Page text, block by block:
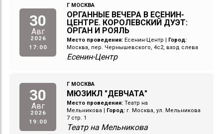
30
Авг
2026
17:00
Г МОСКВА
ОРГАННЫЕ ВЕЧЕРА В ЕСЕНИН-
ЦЕНТРЕ. КОРОЛЕВСКИЙ ДУЭТ:
ОРГАН И РОЯЛЬ
Место проведения: Есенин-Центр
Город:
Москва, пер. Чернышевского, 4с2, вход слева
Есенин-Центр
30
Авг
2026
19:00
Г МОСКВА
МЮЗИКЛ "ДЕВЧАТА"
Место проведения: Театр на
Мельникова
Город: г. Москва, ул. Мельникова
7 стр. 1
Театр на Мельникова